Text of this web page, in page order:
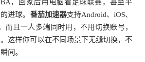
，回家后用电脑看足球联赛，甚至平
进球。 番茄加速器支持Android、iOS、
而且一人多端同时用，不用切换账号，
这样你可以在不同场景下无缝切换，不
间。